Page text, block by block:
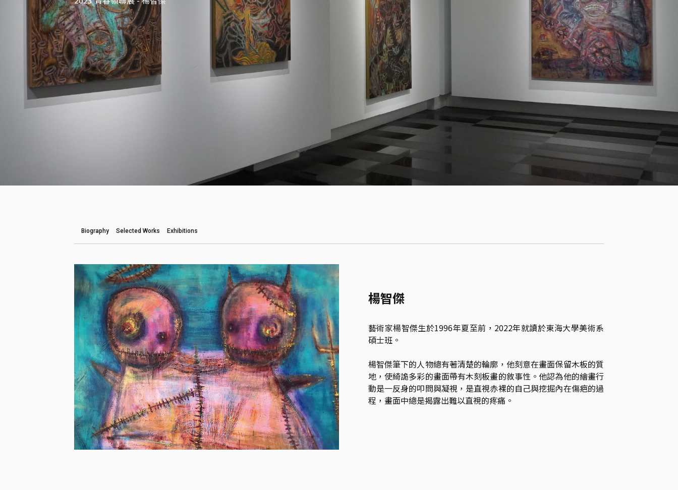
Biography Selected Works Exhibitions
楊智傑
藝術家楊智傑生於1996年夏至前，2022年就讀於東海大學美術系
碩士班。
楊智傑筆下的人物總有著清楚的輪廓，他刻意在畫面保留木板的質
地，使綺詭多彩的畫面帶有木刻板畫的敘事性。他認為他的繪畫行
動是一反身的叩問與凝視，是直視赤裸的自己與挖掘內在傷疤的過
程，畫面中總是揭露出難以直視的疼痛。